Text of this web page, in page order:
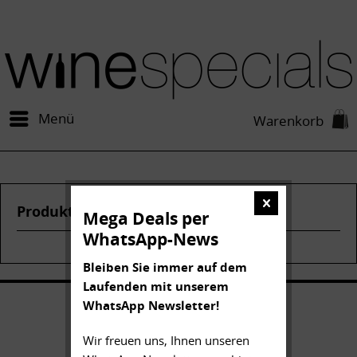
Menü Warenkorb
Produkte von Bollinger
Mega Deals per
WhatsApp-News
Bleiben Sie immer auf dem
Laufenden mit unserem
WhatsApp Newsletter!
Wir freuen uns, Ihnen unseren